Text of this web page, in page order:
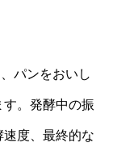
パンをおいし
す。発酵中の振
度、最終的な